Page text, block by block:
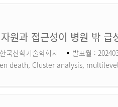
원과 접근성이 병원 밖
국산학기술학회지 발표월 :
death, Cluster analysis,